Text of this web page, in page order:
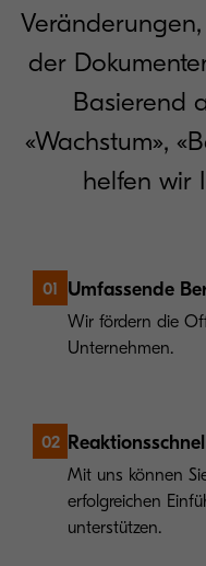
der
Basierend
«Wachstum»,
helfen wir
01 Umfassende
Wir fördern die
Unternehmen.
02
Mit uns können
erfolgreichen
unterstützen.